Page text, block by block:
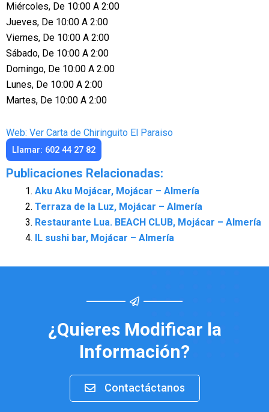
Miércoles, De 10:00 A 2:00
Jueves, De 10:00 A 2:00
Viernes, De 10:00 A 2:00
Sábado, De 10:00 A 2:00
Domingo, De 10:00 A 2:00
Lunes, De 10:00 A 2:00
Martes, De 10:00 A 2:00
Web: Ver Carta de Chiringuito El Paraiso
Llamar: 602 44 27 82
Publicaciones Relacionadas:
Aku Aku Mojácar, Mojácar – Almería
Terraza de la Luz, Mojácar – Almería
Restaurante Lua. BEACH CLUB, Mojácar – Almería
IL sushi bar, Mojácar – Almería
¿Quieres Modificar la
Información?
Contactáctanos